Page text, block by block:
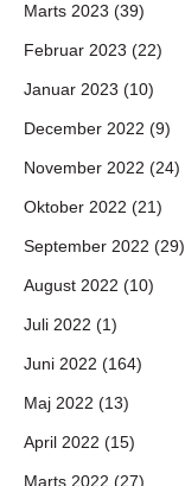
Marts 2023 (39)
Februar 2023 (22)
Januar 2023 (10)
December 2022 (9)
November 2022 (24)
Oktober 2022 (21)
September 2022 (29)
August 2022 (10)
Juli 2022 (1)
Juni 2022 (164)
Maj 2022 (13)
April 2022 (15)
Marts 2022 (27)